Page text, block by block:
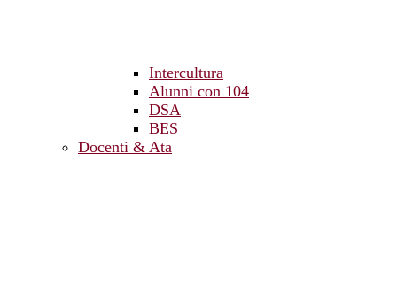
Intercultura
Alunni con 104
DSA
BES
Docenti & Ata